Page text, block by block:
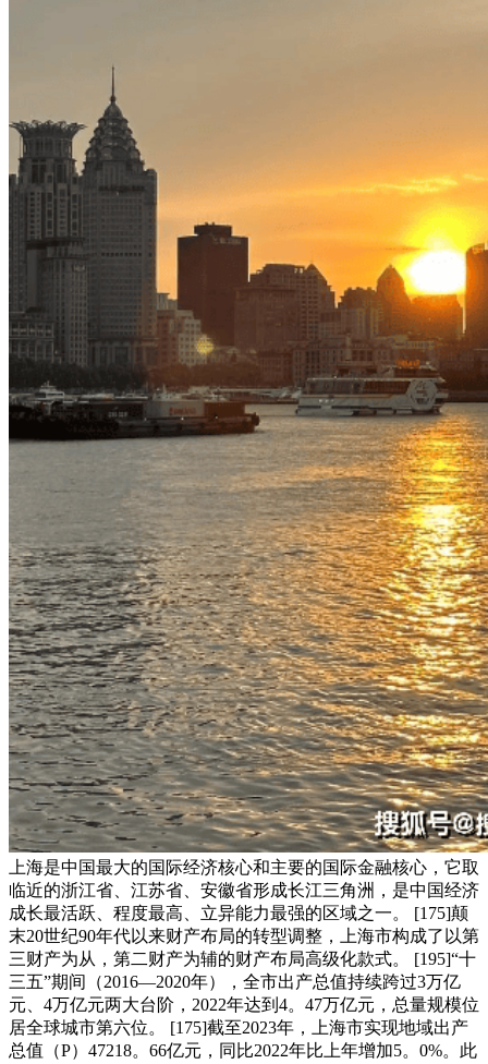
上海是中国最大的国际经济核心和主要的国际金融核心，它取
临近的浙江省、江苏省、安徽省形成长江三角洲，是中国经济
成长最活跃、程度最高、立异能力最强的区域之一。 [175]颠
末20世纪90年代以来财产布局的转型调整，上海市构成了以第
三财产为从，第二财产为辅的财产布局高级化款式。 [195]“十
三五”期间（2016—2020年），全市出产总值持续跨过3万亿
元、4万亿元两大台阶，2022年达到4。47万亿元，总量规模位
居全球城市第六位。 [175]截至2023年，上海市实现地域出产
总值（P）47218。66亿元，同比2022年比上年增加5。0%。此